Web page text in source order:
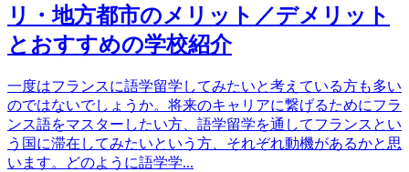
リ・地方都市のメリット／デメリット
とおすすめの学校紹介
一度はフランスに語学留学してみたいと考えている方も多い
のではないでしょうか。将来のキャリアに繋げるためにフラ
ンス語をマスターしたい方、語学留学を通してフランスとい
う国に滞在してみたいという方、それぞれ動機があるかと思
います。どのように語学学...